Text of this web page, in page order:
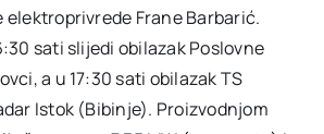
elektroprivrede Frane Barbarić.
sati slijedi obilazak Poslovne
a u 17:30 sati obilazak TS
Istok (Bibinje). Proizvodnjom